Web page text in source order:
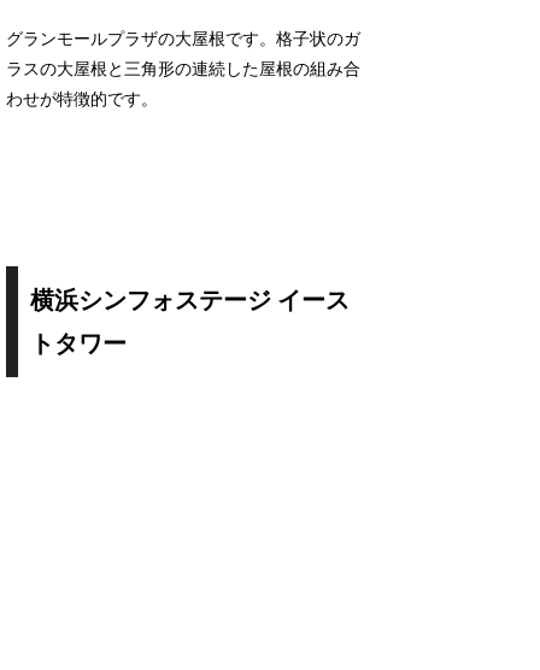
グランモールプラザの大屋根です。格子状のガ
ラスの大屋根と三角形の連続した屋根の組み合
わせが特徴的です。
横浜シンフォステージ イース
トタワー